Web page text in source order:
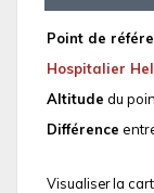
Point de
Hospitalier
Altitude du
Différence
Visualiser la